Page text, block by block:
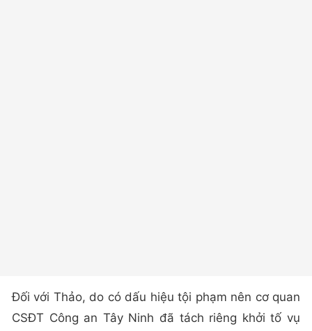
Đối với Thảo, do có dấu hiệu tội phạm nên cơ quan
CSĐT Công an Tây Ninh đã tách riêng khởi tố vụ